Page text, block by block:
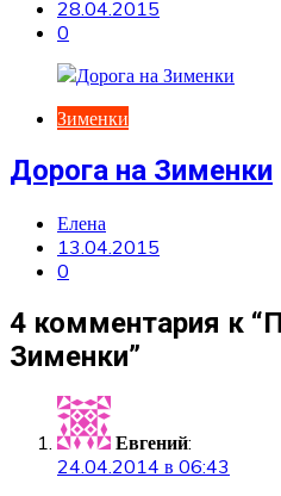
28.04.2015
0
Зименки
Дорога на Зименки
Елена
13.04.2015
0
4 комментария к “
Зименки”
Евгений:
24.04.2014 в 06:43